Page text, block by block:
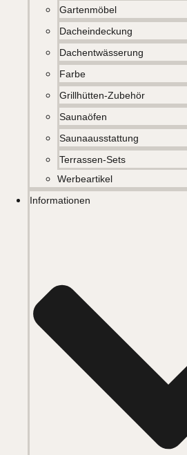
Gartenmöbel
Dacheindeckung
Dachentwässerung
Farbe
Grillhütten-Zubehör
Saunaöfen
Saunaausstattung
Terrassen-Sets
Werbeartikel
Informationen